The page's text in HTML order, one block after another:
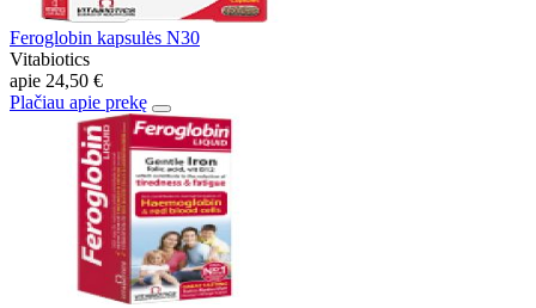
Feroglobin kapsulės N30
Vitabiotics
apie 24,50 €
Plačiau apie prekę